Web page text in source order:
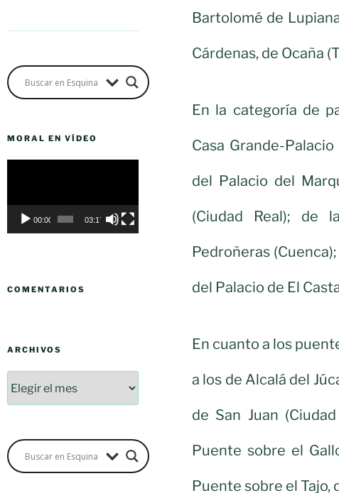
MORAL EN VÍDEO
00:00 03:17
COMENTARIOS
ARCHIVOS
Bartolomé de
Cárdenas, de Ocaña
En la categoría de
Casa Grande-
del Palacio del
(Ciudad Real); de
Pedroñeras
del Palacio de El
En cuanto a los
a los de Alcalá del
de San Juan
Puente sobre el
Puente sobre el Tajo,